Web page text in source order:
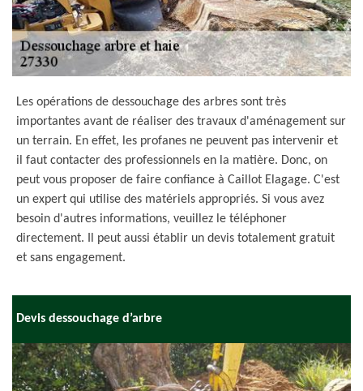
Les opérations de dessouchage des arbres sont très
importantes avant de réaliser des travaux d'aménagement sur
un terrain. En effet, les profanes ne peuvent pas intervenir et
il faut contacter des professionnels en la matière. Donc, on
peut vous proposer de faire confiance à Caillot Elagage. C'est
un expert qui utilise des matériels appropriés. Si vous avez
besoin d'autres informations, veuillez le téléphoner
directement. Il peut aussi établir un devis totalement gratuit
et sans engagement.
Devis dessouchage d’arbre